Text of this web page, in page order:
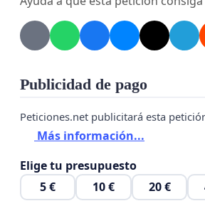
Publicidad de pago
Peticiones.net publicitará esta
Más información...
Elige tu presupuesto
5 €
10 € 20 €